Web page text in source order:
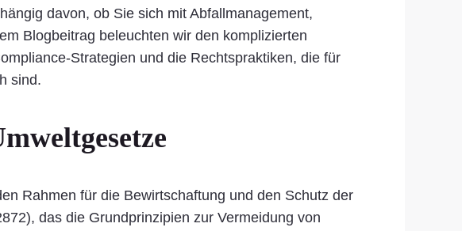
davon, ob Sie sich mit Abfallmanagement,
Blogbeitrag beleuchten wir den komplizierten
Strategien und die Rechtspraktiken, die für
sind.
Rahmen für die Bewirtschaftung und den Schutz der
das die Grundprinzipien zur Vermeidung von